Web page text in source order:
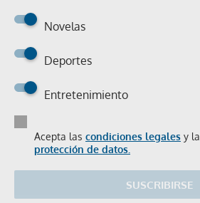
Novelas
Deportes
Entretenimiento
Acepta las condiciones legales y la
protección de datos.
SUSCRIBIRSE